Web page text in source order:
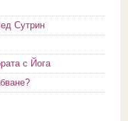
Сутрин
с Йога